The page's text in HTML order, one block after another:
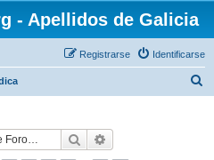
- Apellidos de Galicia
Identificarse
Registrarse
Buscar